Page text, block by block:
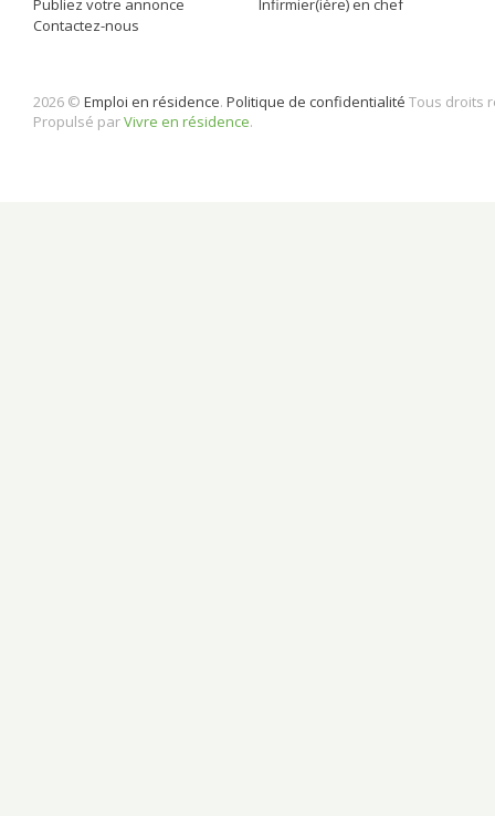
Publiez votre annonce
Contactez-nous
Infirmier(ière) en chef
2026 © Emploi en résidence. Politique de confidentialité Tous droits
Propulsé parVivre en résidence.